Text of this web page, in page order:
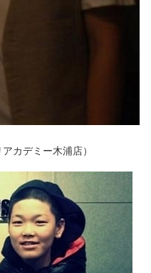
カデミー木浦店）